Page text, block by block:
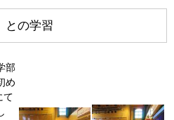
との学習
部
め
て